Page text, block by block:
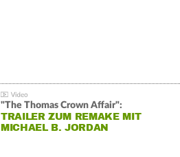
"The Thomas Crown Affair":
TRAILER ZUM REMAKE MIT
MICHAEL B. JORDAN